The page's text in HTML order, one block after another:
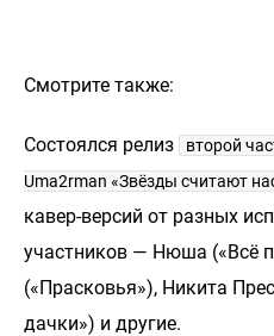
Смотрите также:
Состоялся релиз
второй
Uma2rman «Звёзды считают
кавер-версий от разных
участников — Нюша («Всё
(«Прасковья»), Никита
дачки») и другие.